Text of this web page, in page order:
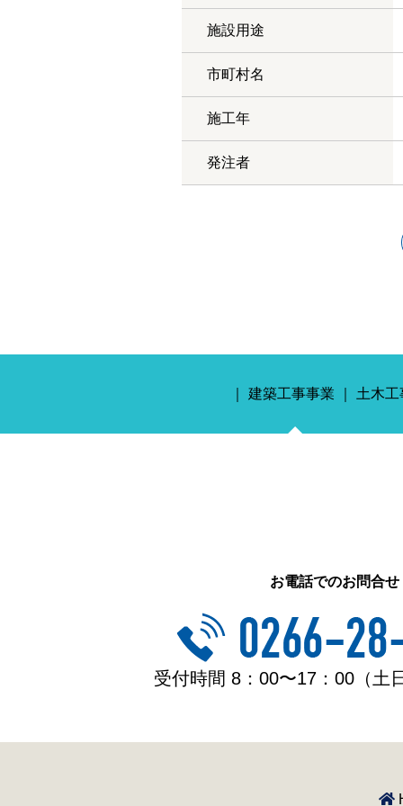
施設用途
市町村名
施工年
発注者
建築工事事業 土木
お電話でのお問合せ
受付時間 8：00〜17：00（土